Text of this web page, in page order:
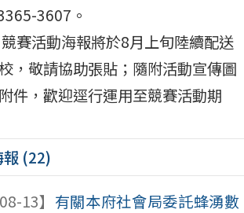
3607。
賽活動海報將於8月上旬陸續配送
，敬請協助張貼；隨附活動宣傳圖
件，歡迎逕行運用至競賽活動期
報 (22)
13】 有關本府社會局委託蜂湧數